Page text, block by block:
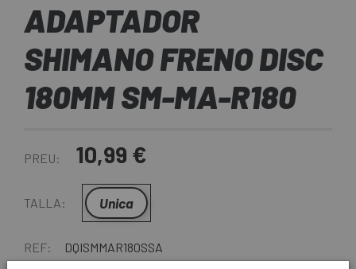
ADAPTADOR
SHIMANO FRENO DISC
180MM SM-MA-R180
PREU: 10,99 €
TALLA: Unica
REF: DQISMMAR180SSA